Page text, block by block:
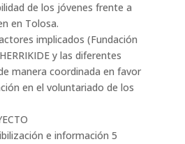
de los jóvenes frente a
en Tolosa.
implicados (Fundación
y las diferentes
manera coordinada en favor
en el voluntariado de los
e información 5